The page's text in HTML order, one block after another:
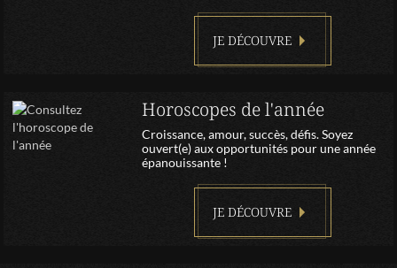
JE DÉCOUVRE
Horoscopes de l'année
Croissance, amour, succès, défis. Soyez
ouvert(e) aux opportunités pour une année
épanouissante !
JE DÉCOUVRE